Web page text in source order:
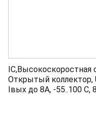
IC,Высокоскоростная
Открытый коллектор,
Iвых до 8А, -55..100 С,